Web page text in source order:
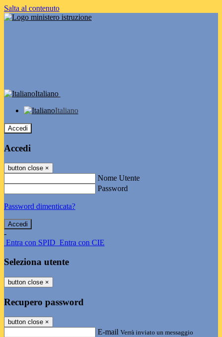
Salta al contenuto
Italiano
Italiano
Accedi
Accedi
button close ×
Nome Utente
Password
Password dimenticata?
-
Entra con SPID Entra con CIE
Seleziona utente
button close ×
Recupero password
button close ×
E-mail Verrà inviato un messaggio